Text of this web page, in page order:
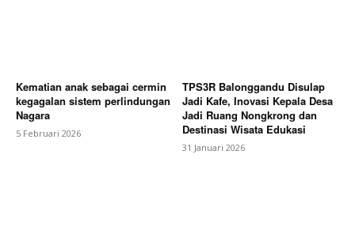
Kematian anak sebagai cermin
kegagalan sistem perlindungan
Nagara
5 Februari 2026
TPS3R Balonggandu Disulap
Jadi Kafe, Inovasi Kepala Desa
Jadi Ruang Nongkrong dan
Destinasi Wisata Edukasi
31 Januari 2026